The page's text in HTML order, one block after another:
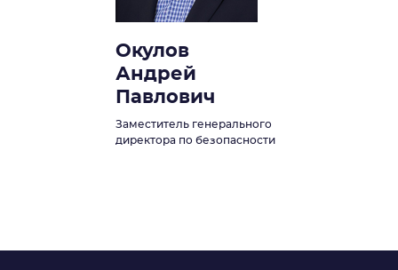
Окулов
Андрей
Павлович
Заместитель генерального
директора по безопасности